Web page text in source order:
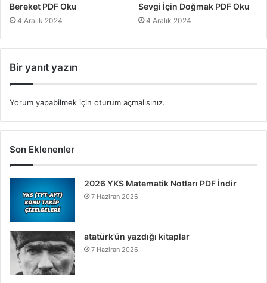
Bereket PDF Oku
4 Aralık 2024
Sevgi İçin Doğmak PDF Oku
4 Aralık 2024
Bir yanıt yazın
Yorum yapabilmek için oturum açmalısınız.
Son Eklenenler
2026 YKS Matematik Notları PDF İndir
7 Haziran 2026
atatürk’ün yazdığı kitaplar
7 Haziran 2026